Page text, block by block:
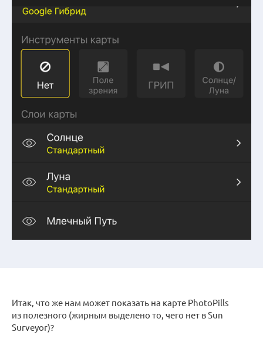
Итак, что же нам может показать на карте PhotoPills
из полезного (жирным выделено то, чего нет в Sun
Surveyor)?